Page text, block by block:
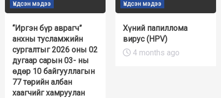
Үндсэн мэдээ
“Иргэн бүр аврагч”
анхны тусламжийн
сургалтыг 2026 оны 02
дугаар сарын 03- ны
өдөр 10 байгууллагын
77 төрийн албан
хаагчийг хамруулан
Үндсэн мэдээ
Хүний папиллома
вирус (HPV)
4 months ago